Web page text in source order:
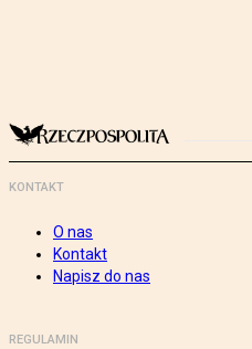
KONTAKT
O nas
Kontakt
Napisz do nas
REGULAMIN